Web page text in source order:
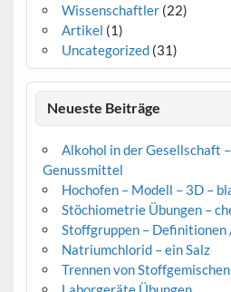
Wissenschaftler(22)
Artikel (1)
Uncategorized(31)
Neueste Beiträge
Alkohol in der Gesellschaft
Genussmittel
Hochofen – Modell – 3D –
Stöchiometrie Übungen –
Stoffgruppen – Definitionen
Natriumchlorid – ein Salz
Trennen von